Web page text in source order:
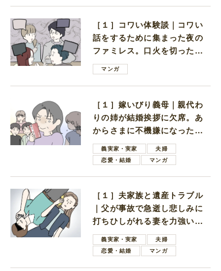
［１］コワい体験談｜コワい
話をするために集まった夜の
ファミレス。口火を切ったの
は電車好きの男の子ママ
マンガ
［１］嫁いびり義母｜親代わ
りの姉が結婚挨拶に欠席。あ
からさまに不機嫌になった義
母義実家・実家
夫婦
恋愛・結婚
マンガ
［１］夫家族と遺産トラブル
｜父が事故で急逝し悲しみに
打ちひしがれる妻を力強い言
葉で励ます夫
義実家・実家
夫婦
恋愛・結婚
マンガ